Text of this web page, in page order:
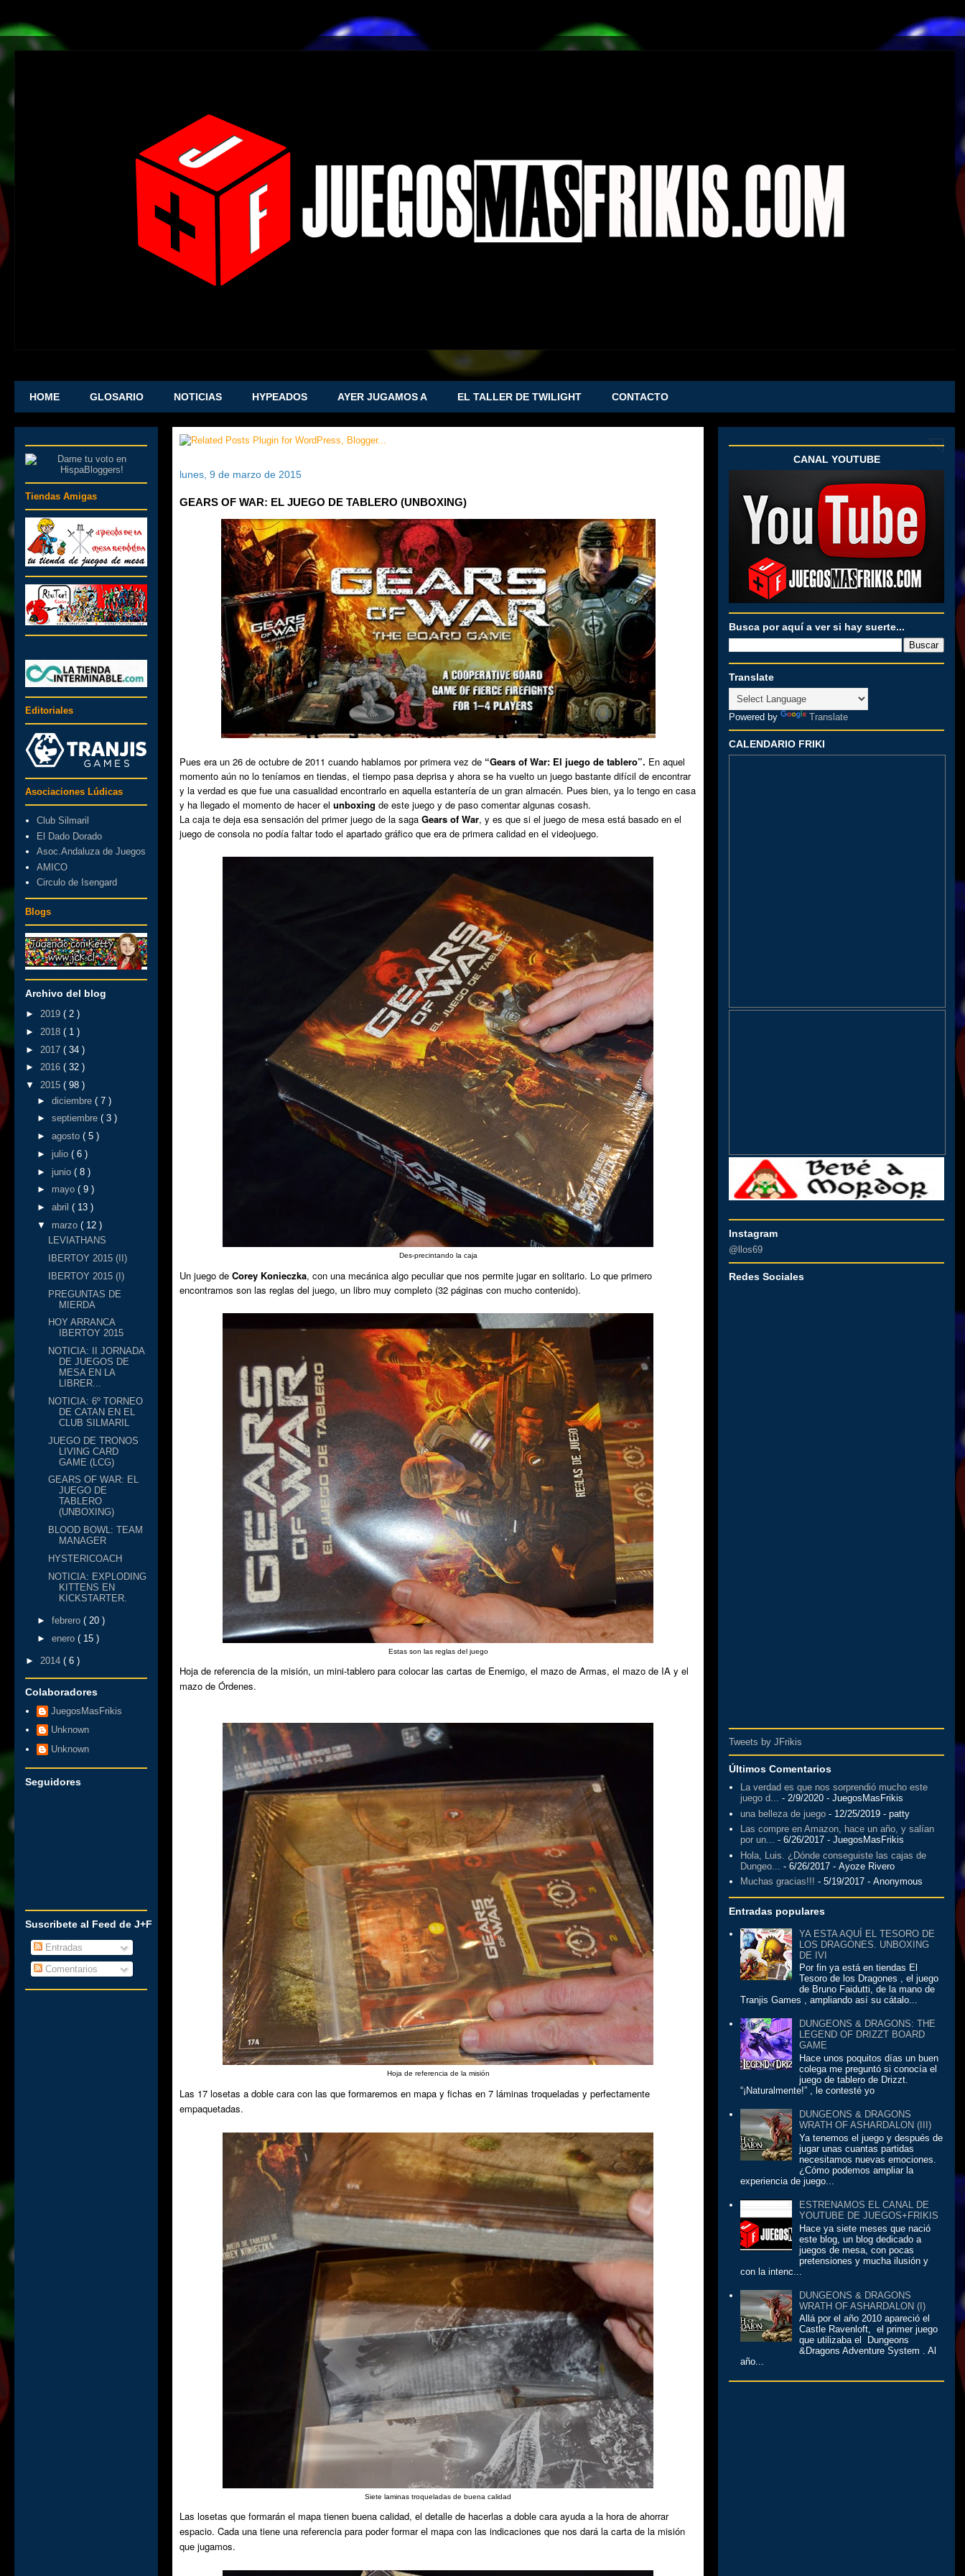
HOME GLOSARIO NOTICIAS HYPEADOS AYER JUGAMOS A EL TALLER DE TWILIGHT CONTACTO
lunes, 9 de marzo de 2015
GEARS OF WAR: EL JUEGO DE TABLERO (UNBOXING)
Pues era un 26 de octubre de 2011 cuando hablamos por primera vez de “Gears of War: El juego de tablero”. En aquel
momento aún no lo teníamos en tiendas, el tiempo pasa deprisa y ahora se ha vuelto un juego bastante difícil de encontrar
y la verdad es que fue una casualidad encontrarlo en aquella estantería de un gran almacén. Pues bien, ya lo tengo en casa
y ha llegado el momento de hacer el unboxing de este juego y de paso comentar algunas cosash.
La caja te deja esa sensación del primer juego de la saga Gears of War, y es que si el juego de mesa está basado en el
juego de consola no podía faltar todo el apartado gráfico que era de primera calidad en el videojuego.
Des-precintando la caja
Un juego de Corey Konieczka, con una mecánica algo peculiar que nos permite jugar en solitario. Lo que primero
encontramos son las reglas del juego, un libro muy completo (32 páginas con mucho contenido).
Estas son las reglas del juego
Hoja de referencia de la misión, un mini-tablero para colocar las cartas de Enemigo, el mazo de Armas, el mazo de IA y el
mazo de Órdenes.
Hoja de referencia de la misión
Las 17 losetas a doble cara con las que formaremos en mapa y fichas en 7 láminas troqueladas y perfectamente
empaquetadas.
Siete laminas troqueladas de buena calidad
Las losetas que formarán el mapa tienen buena calidad, el detalle de hacerlas a doble cara ayuda a la hora de ahorrar
espacio. Cada una tiene una referencia para poder formar el mapa con las indicaciones que nos dará la carta de la misión
que jugamos.
Tiendas Amigas
Editoriales
Asociaciones Lúdicas
Club Silmaril
El Dado Dorado
Asoc.Andaluza de Juegos
AMICO
Circulo de Isengard
Blogs
Archivo del blog
► 2019 ( 2 )
► 2018 ( 1 )
► 2017 ( 34 )
► 2016 ( 32 )
▼ 2015 ( 98 )
► diciembre ( 7 )
► septiembre ( 3 )
► agosto ( 5 )
► julio ( 6 )
► junio ( 8 )
► mayo ( 9 )
► abril ( 13 )
▼ marzo ( 12 )
LEVIATHANS
IBERTOY 2015 (II)
IBERTOY 2015 (I)
PREGUNTAS DE
MIERDA
HOY ARRANCA
IBERTOY 2015
NOTICIA: II JORNADA
DE JUEGOS DE
MESA EN LA
LIBRER...
NOTICIA: 6º TORNEO
DE CATAN EN EL
CLUB SILMARIL
JUEGO DE TRONOS
LIVING CARD
GAME (LCG)
GEARS OF WAR: EL
JUEGO DE
TABLERO
(UNBOXING)
BLOOD BOWL: TEAM
MANAGER
HYSTERICOACH
NOTICIA: EXPLODING
KITTENS EN
KICKSTARTER.
► febrero ( 20 )
► enero ( 15 )
► 2014 ( 6 )
Colaboradores
JuegosMasFrikis
Unknown
Unknown
Seguidores
Suscribete al Feed de J+F
Entradas
Comentarios
CANAL YOUTUBE
Busca por aquí a ver si hay suerte...
Translate
Powered by Translate
CALENDARIO FRIKI
Instagram
@llos69
Redes Sociales
Tweets by JFrikis
Últimos Comentarios
La verdad es que nos sorprendió mucho este
juego d... - 2/9/2020 - JuegosMasFrikis
una belleza de juego - 12/25/2019 - patty
Las compre en Amazon, hace un año, y salían
por un... - 6/26/2017 - JuegosMasFrikis
Hola, Luis. ¿Dónde conseguiste las cajas de
Dungeo...
- 6/26/2017 - Ayoze Rivero
Muchas gracias!!! - 5/19/2017 - Anonymous
Entradas populares
YA ESTA AQUÍ EL TESORO DE
LOS DRAGONES. UNBOXING
DE IVI
Por fin ya está en tiendas El
Tesoro de los Dragones , el juego
de Bruno Faidutti, de la mano de
Tranjis Games , ampliando así su cátalo...
DUNGEONS & DRAGONS: THE
LEGEND OF DRIZZT BOARD
GAME
Hace unos poquitos días un buen
colega me preguntó si conocía el
juego de tablero de Drizzt.
“¡Naturalmente!” , le contesté yo
DUNGEONS & DRAGONS
WRATH OF ASHARDALON (III)
Ya tenemos el juego y después de
jugar unas cuantas partidas
necesitamos nuevas emociones.
¿Cómo podemos ampliar la
experiencia de juego...
ESTRENAMOS EL CANAL DE
YOUTUBE DE JUEGOS+FRIKIS
Hace ya siete meses que nació
este blog, un blog dedicado a
juegos de mesa, con pocas
pretensiones y mucha ilusión y
con la intenc...
DUNGEONS & DRAGONS
WRATH OF ASHARDALON (I)
Allá por el año 2010 apareció el
Castle Ravenloft, el primer juego
que utilizaba el Dungeons
&Dragons Adventure System . Al
año...